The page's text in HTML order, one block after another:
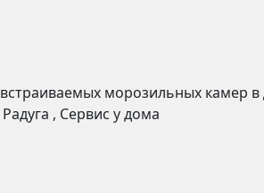
встраиваемых морозильных камер в
Радуга , Сервис у дома